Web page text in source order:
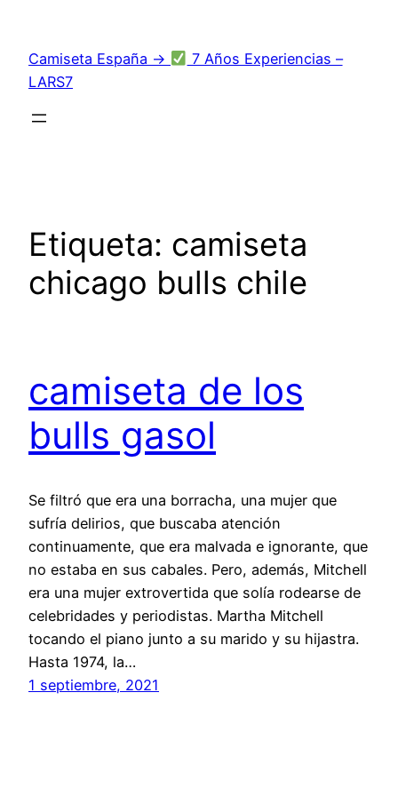
contenido
Camiseta España →
7 Años Experiencias –
LARS7
Etiqueta: camiseta
chicago bulls chile
camiseta de los
bulls gasol
Se filtró que era una borracha, una mujer que
sufría delirios, que buscaba atención
continuamente, que era malvada e ignorante, que
no estaba en sus cabales. Pero, además, Mitchell
era una mujer extrovertida que solía rodearse de
celebridades y periodistas. Martha Mitchell
tocando el piano junto a su marido y su hijastra.
Hasta 1974, la…
1 septiembre, 2021